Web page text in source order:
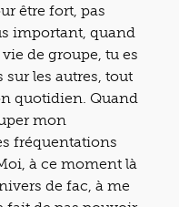
être fort, pas
important, quand
de groupe, tu es
les autres, tout
quotidien. Quand
mon
fréquentations
à ce moment là
de fac, à me